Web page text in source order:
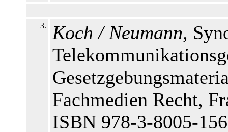
3.
Koch / Neumann,
Fachmedien Recht,
ISBN 978-3-8005-